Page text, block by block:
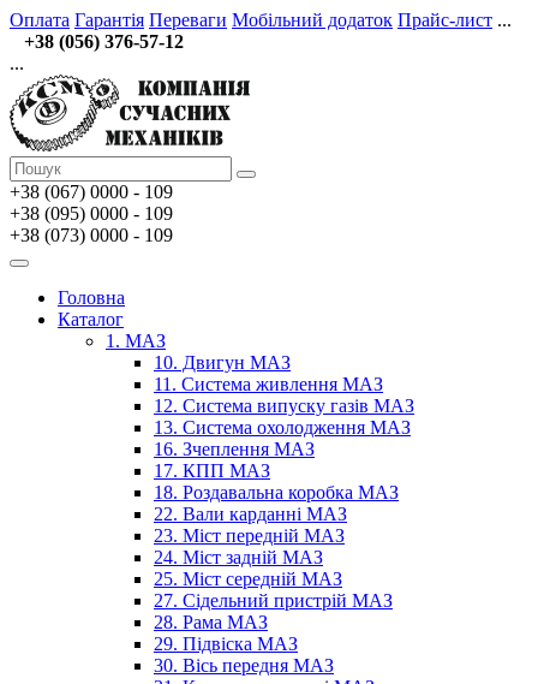
Оплата Гарантія Переваги Мобільний додаток Прайс-лист ...
+38 (056) 376-57-12
...
+38 (067) 0000 - 109
+38 (095) 0000 - 109
+38 (073) 0000 - 109
Головна
Каталог
1. МАЗ
10. Двигун МАЗ
11. Система живлення МАЗ
12. Система випуску газів МАЗ
13. Система охолодження МАЗ
16. Зчеплення МАЗ
17. КПП МАЗ
18. Роздавальна коробка МАЗ
22. Вали карданні МАЗ
23. Міст передній МАЗ
24. Міст задній МАЗ
25. Міст середній МАЗ
27. Сідельний пристрій МАЗ
28. Рама МАЗ
29. Підвіска МАЗ
30. Вісь передня МАЗ